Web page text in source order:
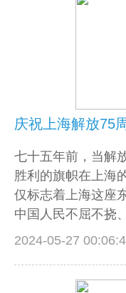
七十五年前，当解
胜利的旗帜在上海
仅标志着上海这座
中国人民不屈不挠
2024-05-27